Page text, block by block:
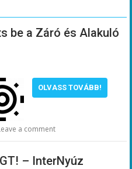
be a Záró és Alakuló
OLVASS TOVÁBB!
a comment
– InterNyúz